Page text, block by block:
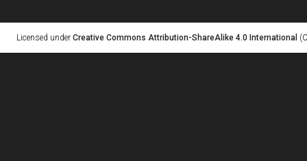
Licensed under Creative Commons Attribution-ShareAlike 4.0 International